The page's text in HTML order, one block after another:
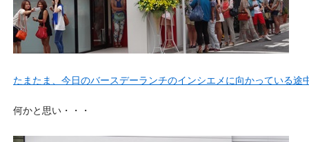
たまたま、今日のバースデーランチのインシエメに向かっている途
何かと思い・・・